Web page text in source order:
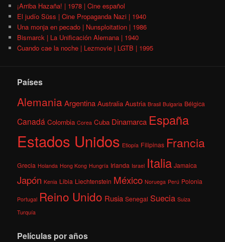
¡Arriba Hazaña! | 1978 | Cine español
El judío Süss | Cine Propaganda Nazi | 1940
Una monja en pecado | Nunsploitation | 1986
Bismarck | La Unificación Alemana | 1940
Cuando cae la noche | Lezmovie | LGTB | 1995
Países
AlemaniaArgentina Australia Austria Brasil Bulgaria Bélgica
Canadá Colombia Corea Cuba Dinamarca España
Estados Unidos Etiopía Filipinas Francia
Grecia Holanda Hong Kong Hungría Irlanda Israel Italia Jamaica
Japón Kenia Libia Liechtenstein México Noruega Perú Polonia
Portugal Reino Unido Rusia Senegal Suecia Suiza
Turquía
Películas por años